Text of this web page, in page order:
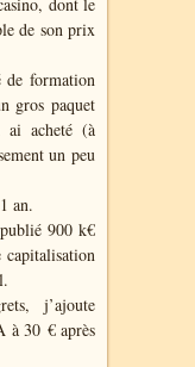
de son prix
de formation
gros paquet
ai acheté (à
un peu
an.
900 k€
j’ajoute
à 30 € après